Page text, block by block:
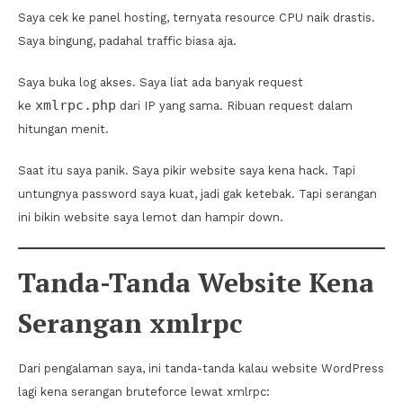
Saya cek ke panel hosting, ternyata resource CPU naik drastis.
Saya bingung, padahal traffic biasa aja.
Saya buka log akses. Saya liat ada banyak request
ke xmlrpc.php dari IP yang sama. Ribuan request dalam
hitungan menit.
Saat itu saya panik. Saya pikir website saya kena hack. Tapi
untungnya password saya kuat, jadi gak ketebak. Tapi serangan
ini bikin website saya lemot dan hampir down.
Tanda-Tanda Website Kena
Serangan xmlrpc
Dari pengalaman saya, ini tanda-tanda kalau website WordPress
lagi kena serangan bruteforce lewat xmlrpc: